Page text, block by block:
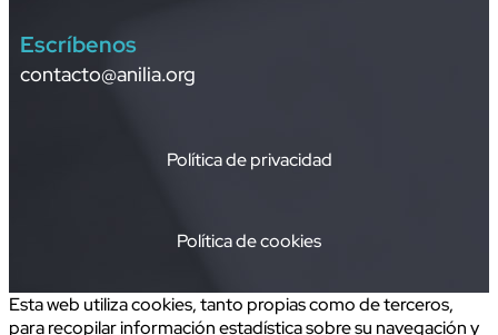
Escríbenos
contacto@anilia.org
Política de privacidad
Política de cookies
Esta web utiliza cookies, tanto propias como de terceros,
para recopilar información estadística sobre su navegación y